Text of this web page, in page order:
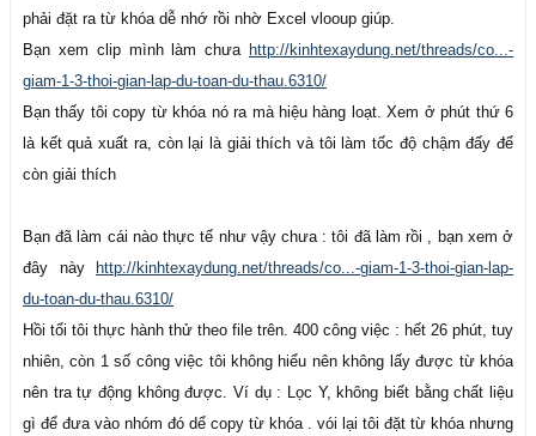
Diều chỉnh định mức 1 số công tác không có quy tắc; thường rất hiếm;
Đến đây là xong dự toán; In ấn.
nếu bạn nào làm nhanh hơn thì thôi. còn làm chậm hơn thì nên đọc
qua các bài của tôi về mà tự làm, vì mỗi người quy định tên từ khóa
khác nhau do vùng miền, lãnh vực dân dụng, cầu đường, nên nhóm
Casv bạn về làm dự toán gồm các công tác theo file dưới xem mất bao
lâu thời gian. Lưu ý số công tác có gấp 10 lần nhưng gồm nhũng công
việc tương đương trong file thì tôi chỉ tốn thêm 5-10 phút để làm xong
dự toán
phải đặt ra từ khóa dễ nhớ rồi nhờ Excel vlooup giúp.
Bạn xem clip mình làm chưa http://kinhtexaydung.net/threads/co...-
giam-1-3-thoi-gian-lap-du-toan-du-thau.6310/
Bạn thấy tôi copy từ khóa nó ra mà hiệu hàng loạt. Xem ở phút thứ 6
là kết quả xuất ra, còn lại là giải thích và tôi làm tốc độ chậm đấy để
còn giải thích
Bạn đã làm cái nào thực tế như vậy chưa : tôi đã làm rồi , bạn xem ở
đây này
http://kinhtexaydung.net/threads/co...-giam-1-3-thoi-gian-lap-
du-toan-du-thau.6310/
Hồi tối tôi thực hành thử theo file trên. 400 công việc : hết 26 phút, tuy
nhiên, còn 1 số công việc tôi không hiểu nên không lấy được từ khóa
nên tra tự động không được. Ví dụ : Lọc Y, không biết bằng chất liệu
gì để đưa vào nhóm đó dể copy từ khóa . vói lại tôi đặt từ khóa nhưng